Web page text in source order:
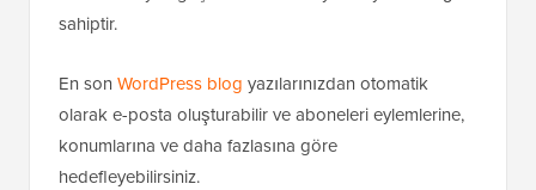
sahiptir.
En son WordPress blog yazılarınızdan otomatik
olarak e-posta oluşturabilir ve aboneleri eylemlerine,
konumlarına ve daha fazlasına göre
hedefleyebilirsiniz.